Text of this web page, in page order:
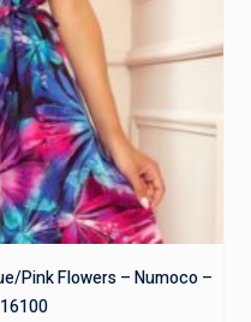
Pink Flowers – Numoco –